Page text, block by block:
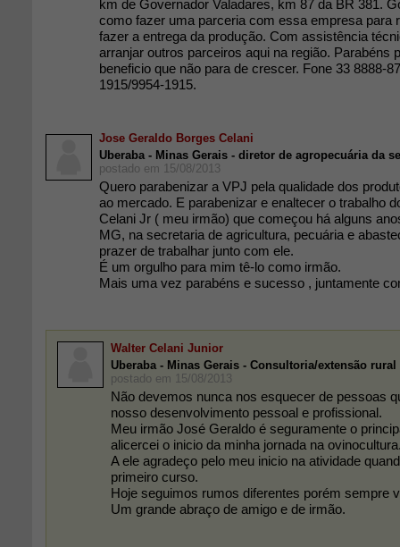
km de Governador Valadares, km 87 da BR 381.
como fazer uma parceria com essa empresa para
fazer a entrega da produção. Com assistência
arranjar outros parceiros aqui na região. Parabéns
beneficio que não para de crescer. Fone 33 8888-
1915/9954-1915.
Jose Geraldo Borges Celani
Uberaba - Minas Gerais - diretor de agropecuária da
postado em 15/08/2013
Quero parabenizar a VPJ pela qualidade dos
ao mercado. E parabenizar e enaltecer o trabalho
Celani Jr ( meu irmão) que começou há alguns
MG, na secretaria de agricultura, pecuária e
prazer de trabalhar junto com ele.
É um orgulho para mim tê-lo como irmão.
Mais uma vez parabéns e sucesso , juntamente
Walter Celani Junior
Uberaba - Minas Gerais - Consultoria/extensão rural
postado em 15/08/2013
Não devemos nunca nos esquecer de pessoas
nosso desenvolvimento pessoal e profissional.
Meu irmão José Geraldo é seguramente o
alicercei o inicio da minha jornada na
A ele agradeço pelo meu inicio na atividade
primeiro curso.
Hoje seguimos rumos diferentes porém sempre
Um grande abraço de amigo e de irmão.